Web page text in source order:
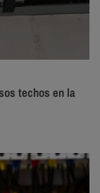
techos en la